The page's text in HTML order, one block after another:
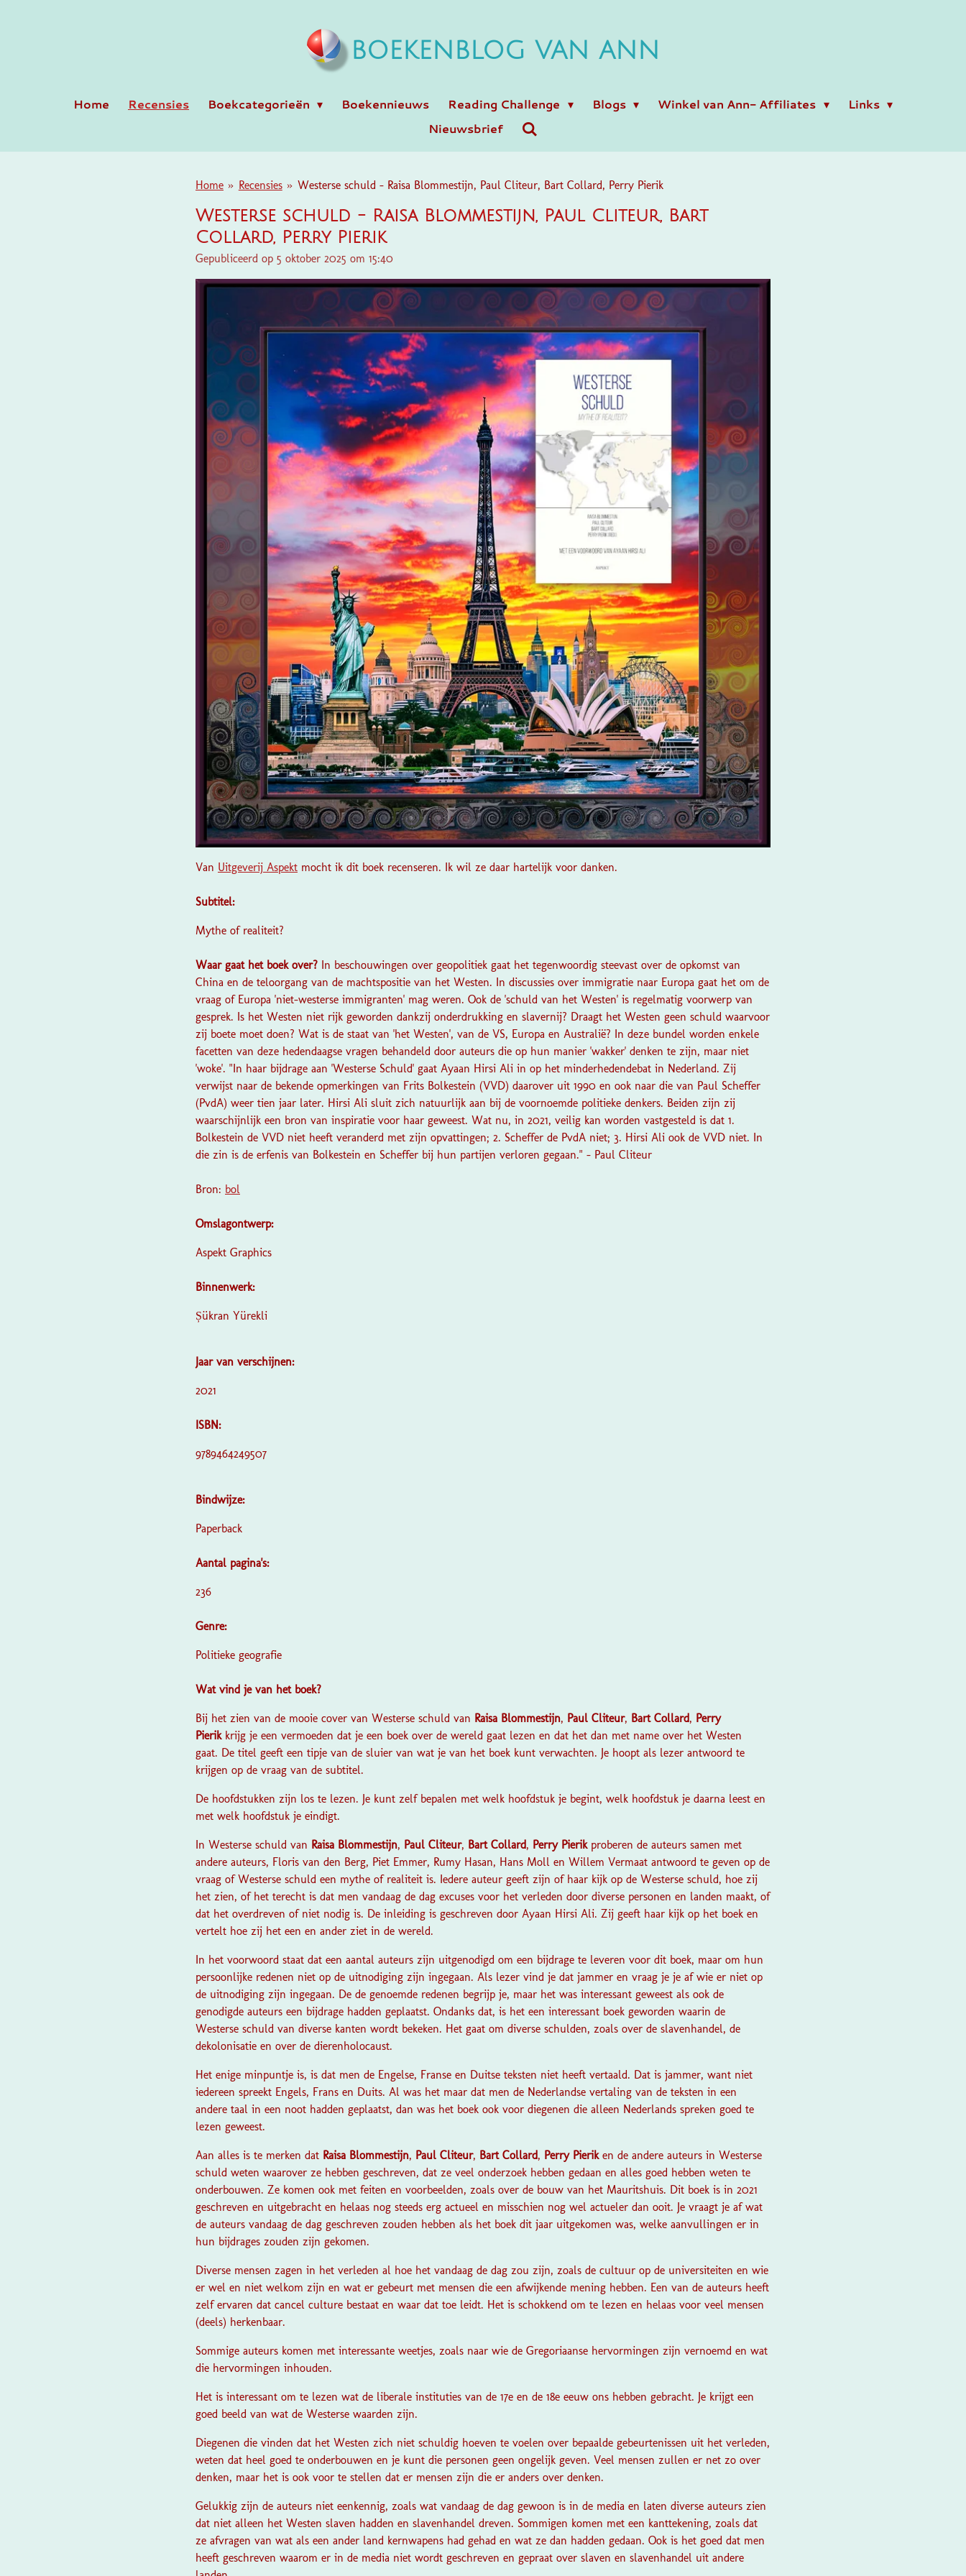
BOEKENBLOG VAN ANN
Home Recensies Boekcategorieën Boekennieuws Reading Challenge Blogs Winkel van Ann- Affiliates
Links
Nieuwsbrief
Home » Recensies » Westerse schuld - Raisa Blommestijn, Paul Cliteur, Bart Collard, Perry Pierik
Westerse schuld - Raisa Blommestijn, Paul Cliteur, Bart
Collard, Perry Pierik
Gepubliceerd op 5 oktober 2025 om 15:40
Van Uitgeverij Aspekt mocht ik dit boek recenseren. Ik wil ze daar hartelijk voor danken.
Subtitel:
Mythe of realiteit?
Waar gaat het boek over? In beschouwingen over geopolitiek gaat het tegenwoordig steevast over de opkomst van
China en de teloorgang van de machtspositie van het Westen. In discussies over immigratie naar Europa gaat het om de
vraag of Europa 'niet-westerse immigranten' mag weren. Ook de 'schuld van het Westen' is regelmatig voorwerp van
gesprek. Is het Westen niet rijk geworden dankzij onderdrukking en slavernij? Draagt het Westen geen schuld waarvoor
zij boete moet doen? Wat is de staat van 'het Westen', van de VS, Europa en Australië? In deze bundel worden enkele
facetten van deze hedendaagse vragen behandeld door auteurs die op hun manier 'wakker' denken te zijn, maar niet
'woke'. "In haar bijdrage aan 'Westerse Schuld' gaat Ayaan Hirsi Ali in op het minderhedendebat in Nederland. Zij
verwijst naar de bekende opmerkingen van Frits Bolkestein (VVD) daarover uit 1990 en ook naar die van Paul Scheffer
(PvdA) weer tien jaar later. Hirsi Ali sluit zich natuurlijk aan bij de voornoemde politieke denkers. Beiden zijn zij
waarschijnlijk een bron van inspiratie voor haar geweest. Wat nu, in 2021, veilig kan worden vastgesteld is dat 1.
Bolkestein de VVD niet heeft veranderd met zijn opvattingen; 2. Scheffer de PvdA niet; 3. Hirsi Ali ook de VVD niet. In
die zin is de erfenis van Bolkestein en Scheffer bij hun partijen verloren gegaan." - Paul Cliteur
Bron: bol
Omslagontwerp:
Aspekt Graphics
Binnenwerk:
Șükran Yürekli
Jaar van verschijnen:
2021
ISBN:
9789464249507
Bindwijze:
Paperback
Aantal pagina's:
236
Genre:
Politieke geografie
Wat vind je van het boek?
Bij het zien van de mooie cover van Westerse schuld van Raisa Blommestijn, Paul Cliteur, Bart Collard, Perry
Pierik krijg je een vermoeden dat je een boek over de wereld gaat lezen en dat het dan met name over het Westen
gaat. De titel geeft een tipje van de sluier van wat je van het boek kunt verwachten. Je hoopt als lezer antwoord te
krijgen op de vraag van de subtitel.
De hoofdstukken zijn los te lezen. Je kunt zelf bepalen met welk hoofdstuk je begint, welk hoofdstuk je daarna leest en
met welk hoofdstuk je eindigt.
In Westerse schuld van Raisa Blommestijn, Paul Cliteur, Bart Collard, Perry Pierik proberen de auteurs samen met
andere auteurs, Floris van den Berg, Piet Emmer, Rumy Hasan, Hans Moll en Willem Vermaat antwoord te geven op de
vraag of Westerse schuld een mythe of realiteit is. Iedere auteur geeft zijn of haar kijk op de Westerse schuld, hoe zij
het zien, of het terecht is dat men vandaag de dag excuses voor het verleden door diverse personen en landen maakt, of
dat het overdreven of niet nodig is. De inleiding is geschreven door Ayaan Hirsi Ali. Zij geeft haar kijk op het boek en
vertelt hoe zij het een en ander ziet in de wereld.
In het voorwoord staat dat een aantal auteurs zijn uitgenodigd om een bijdrage te leveren voor dit boek, maar om hun
persoonlijke redenen niet op de uitnodiging zijn ingegaan. Als lezer vind je dat jammer en vraag je je af wie er niet op
de uitnodiging zijn ingegaan. De de genoemde redenen begrijp je, maar het was interessant geweest als ook de
genodigde auteurs een bijdrage hadden geplaatst. Ondanks dat, is het een interessant boek geworden waarin de
Westerse schuld van diverse kanten wordt bekeken. Het gaat om diverse schulden, zoals over de slavenhandel, de
dekolonisatie en over de dierenholocaust.
Het enige minpuntje is, is dat men de Engelse, Franse en Duitse teksten niet heeft vertaald. Dat is jammer, want niet
iedereen spreekt Engels, Frans en Duits. Al was het maar dat men de Nederlandse vertaling van de teksten in een
andere taal in een noot hadden geplaatst, dan was het boek ook voor diegenen die alleen Nederlands spreken goed te
lezen geweest.
Aan alles is te merken dat Raisa Blommestijn, Paul Cliteur, Bart Collard, Perry Pierik en de andere auteurs in Westerse
schuld weten waarover ze hebben geschreven, dat ze veel onderzoek hebben gedaan en alles goed hebben weten te
onderbouwen. Ze komen ook met feiten en voorbeelden, zoals over de bouw van het Mauritshuis. Dit boek is in 2021
geschreven en uitgebracht en helaas nog steeds erg actueel en misschien nog wel actueler dan ooit. Je vraagt je af wat
de auteurs vandaag de dag geschreven zouden hebben als het boek dit jaar uitgekomen was, welke aanvullingen er in
hun bijdrages zouden zijn gekomen.
Diverse mensen zagen in het verleden al hoe het vandaag de dag zou zijn, zoals de cultuur op de universiteiten en wie
er wel en niet welkom zijn en wat er gebeurt met mensen die een afwijkende mening hebben. Een van de auteurs heeft
zelf ervaren dat cancel culture bestaat en waar dat toe leidt. Het is schokkend om te lezen en helaas voor veel mensen
(deels) herkenbaar.
Sommige auteurs komen met interessante weetjes, zoals naar wie de Gregoriaanse hervormingen zijn vernoemd en wat
die hervormingen inhouden.
Het is interessant om te lezen wat de liberale instituties van de 17e en de 18e eeuw ons hebben gebracht. Je krijgt een
goed beeld van wat de Westerse waarden zijn.
Diegenen die vinden dat het Westen zich niet schuldig hoeven te voelen over bepaalde gebeurtenissen uit het verleden,
weten dat heel goed te onderbouwen en je kunt die personen geen ongelijk geven. Veel mensen zullen er net zo over
denken, maar het is ook voor te stellen dat er mensen zijn die er anders over denken.
Gelukkig zijn de auteurs niet eenkennig, zoals wat vandaag de dag gewoon is in de media en laten diverse auteurs zien
dat niet alleen het Westen slaven hadden en slavenhandel dreven. Sommigen komen met een kanttekening, zoals dat
ze afvragen van wat als een ander land kernwapens had gehad en wat ze dan hadden gedaan. Ook is het goed dat men
heeft geschreven waarom er in de media niet wordt geschreven en gepraat over slaven en slavenhandel uit andere